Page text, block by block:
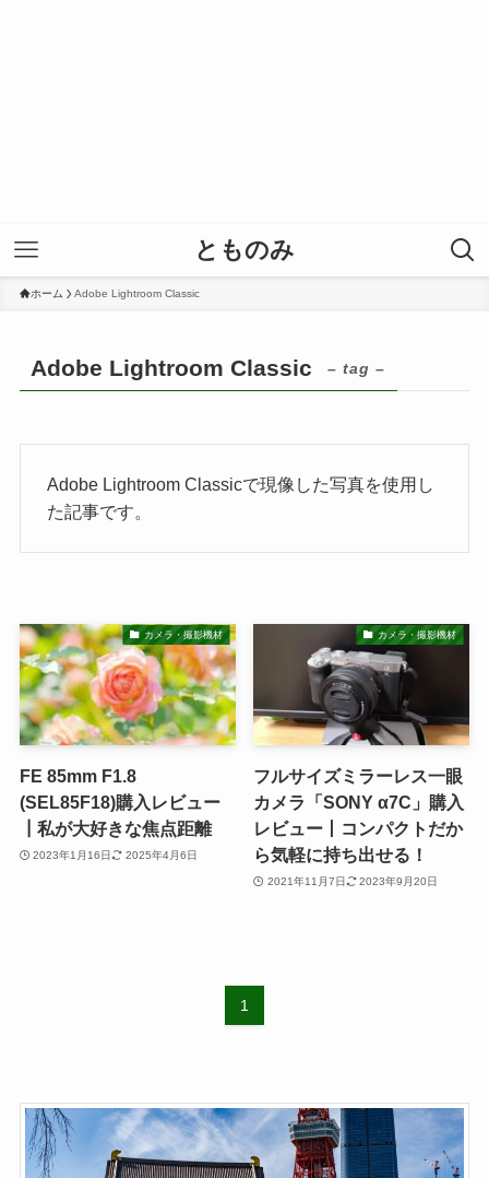
とものみ
ホーム Adobe Lightroom Classic
Adobe Lightroom Classic – tag –
Adobe Lightroom Classicで現像した写真を使用し
た記事です。
カメラ・撮影機材
FE 85mm F1.8
(SEL85F18)購入レビュー
┃私が大好きな焦点距離
2023年1月16日 2025年4月6日
カメラ・撮影機材
フルサイズミラーレス一眼
カメラ「SONY α7C」購入
レビュー丨コンパクトだか
ら気軽に持ち出せる！
2021年11月7日 2023年9月20日
1